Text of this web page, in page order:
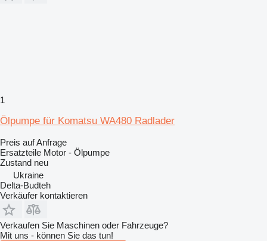
1
Ölpumpe für Komatsu WA480 Radlader
Preis auf Anfrage
Ersatzteile Motor - Ölpumpe
Zustand neu
Ukraine
Delta-Budteh
Verkäufer kontaktieren
Verkaufen Sie Maschinen oder Fahrzeuge?
Mit uns - können Sie das tun!